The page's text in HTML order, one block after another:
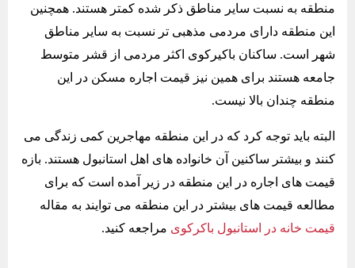
منطقه به نسبت سایر مناطق ذکر شده کمتر هستند. همچنین
این منطقه دارای مردمی مذهبی تر نسبت به سایر مناطق
شهر است. ساکنان باکیرکوی اکثر مردمی از قشر متوسط
جامعه هستند برای همین نیز قیمت اجاره مسکن در این
منطقه چندان بالا نیست.
البته باید توجه کرد که در این منطقه مهاجرین کمی زندگی می
کنند و بیشتر ساکنین آن خانواده های اهل استانبول هستند. بازه
قیمت های اجاره در این منطقه در زیر آمده است که برای
مطالعه قیمت های بیشتر در این منطقه می توایند به مقاله
قیمت خانه در استانبول باکرکوی مراجعه کنید.